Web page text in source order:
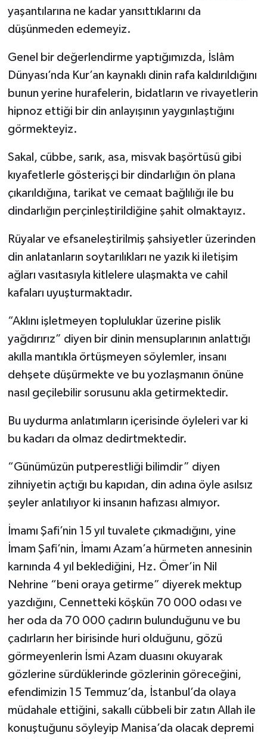
yaşantılarına ne kadar yansıttıklarını da
düşünmeden edemeyiz.
Genel bir değerlendirme yaptığımızda, İslâm
Dünyası’nda Kur’an kaynaklı dinin rafa kaldırıldığını
bunun yerine hurafelerin, bidatların ve rivayetlerin
hipnoz ettiği bir din anlayışının yaygınlaştığını
görmekteyiz.
Sakal, cübbe, sarık, asa, misvak başörtüsü gibi
kıyafetlerle gösterişçi bir dindarlığın ön plana
çıkarıldığına, tarikat ve cemaat bağlılığı ile bu
dindarlığın perçinleştirildiğine şahit olmaktayız.
Rüyalar ve efsaneleştirilmiş şahsiyetler üzerinden
din anlatanların soytarılıkları ne yazık ki iletişim
ağları vasıtasıyla kitlelere ulaşmakta ve cahil
kafaları uyuşturmaktadır.
“Aklını işletmeyen topluluklar üzerine pislik
yağdırırız” diyen bir dinin mensuplarının anlattığı
akılla mantıkla örtüşmeyen söylemler, insanı
dehşete düşürmekte ve bu yozlaşmanın önüne
nasıl geçilebilir sorusunu akla getirmektedir.
Bu uydurma anlatımların içerisinde öyleleri var ki
bu kadarı da olmaz dedirtmektedir.
“Günümüzün putperestliği bilimdir” diyen
zihniyetin açtığı bu kapıdan, din adına öyle asılsız
şeyler anlatılıyor ki insanın hafızası almıyor.
İmamı Şafi’nin 15 yıl tuvalete çıkmadığını, yine
İmam Şafi’nin, İmamı Azam’a hürmeten annesinin
karnında 4 yıl beklediğini, Hz. Ömer’in Nil
Nehrine “beni oraya getirme” diyerek mektup
yazdığını, Cennetteki köşkün 70 000 odası ve
her oda da 70 000 çadırın bulunduğunu ve bu
çadırların her birisinde huri olduğunu, gözü
görmeyenlerin İsmi Azam duasını okuyarak
gözlerine sürdüklerinde gözlerinin göreceğini,
efendimizin 15 Temmuz’da, İstanbul’da olaya
müdahale ettiğini, sakallı cübbeli bir zatın Allah ile
konuştuğunu söyleyip Manisa’da olacak depremi